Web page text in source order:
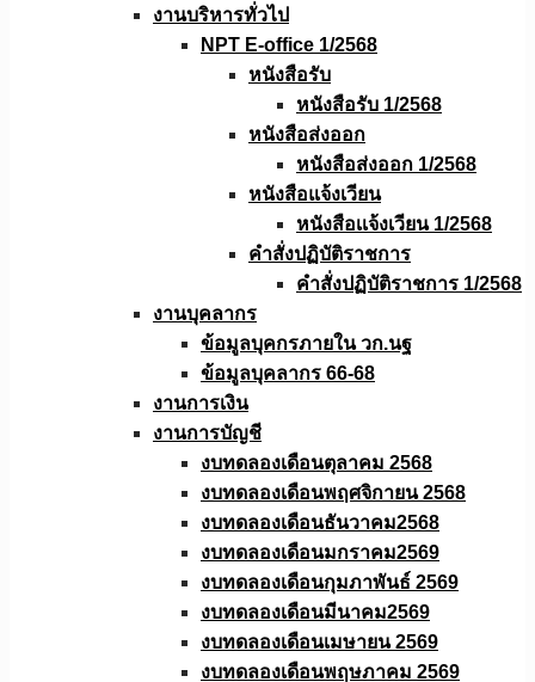
งานบริหารทั่วไป
NPT E-office 1/2568
หนังสือรับ
หนังสือรับ 1/2568
หนังสือส่งออก
หนังสือส่งออก 1/2568
หนังสือแจ้งเวียน
หนังสือเเจ้งเวียน 1/2568
คำสั่งปฏิบัติราชการ
คำสั่งปฏิบัติราชการ 1/2568
งานบุคลากร
ข้อมูลบุคกรภายใน วก.นฐ
ข้อมูลบุคลากร 66-68
งานการเงิน
งานการบัญชี
งบทดลองเดือนตุลาคม 2568
งบทดลองเดือนพฤศจิกายน 2568
งบทดลองเดือนธันวาคม2568
งบทดลองเดือนมกราคม2569
งบทดลองเดือนกุมภาพันธ์ 2569
งบทดลองเดือนมีนาคม2569
งบทดลองเดือนเมษายน 2569
งบทดลองเดือนพฤษภาคม 2569